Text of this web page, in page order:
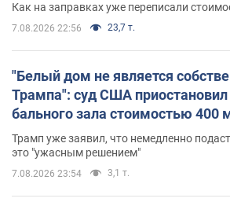
Как на заправках уже переписали
7.08.2026 22:56 23,7 т.
"Белый дом не является
Трампа": суд США приостановил
бального зала стоимостью 400
Трамп уже заявил, что немедленно
это "ужасным решением"
7.08.2026 23:54 3,1 т.